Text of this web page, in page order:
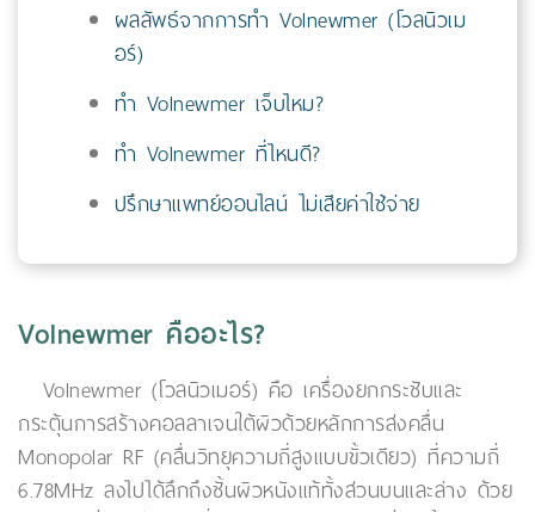
ผลลัพธ์จากการทำ Volnewmer (โวลนิวเม
อร์)
ทำ Volnewmer เจ็บไหม?
ทำ Volnewmer ที่ไหนดี?
ปรึกษาแพทย์ออนไลน์ ไม่เสียค่าใช้จ่าย
Volnewmer คืออะไร?
Volnewmer (โวลนิวเมอร์) คือ เครื่องยกกระชับและ
กระตุ้นการสร้างคอลลาเจนใต้ผิวด้วยหลักการส่งคลื่น
Monopolar RF (คลื่นวิทยุความถี่สูงแบบขั้วเดียว) ที่ความถี่
6.78MHz ลงไปได้ลึกถึงชั้นผิวหนังแท้ทั้งส่วนบนและล่าง ด้วย